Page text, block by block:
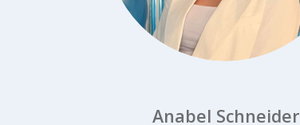
Anabel Schneider